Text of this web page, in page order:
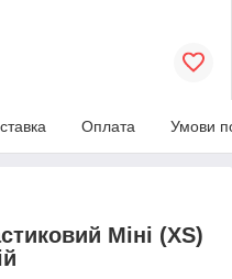
Оплата Умови
Міні (XS)